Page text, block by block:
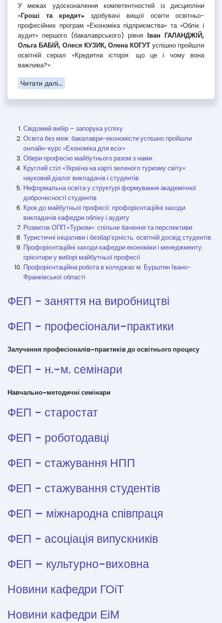
У межах удосконалення компетентностей із дисципліни
«Гроші та кредит» здобувачі вищої освіти освітньо-
професійних програм «Економіка підприємства» та «Облік і
аудит» першого (бакалаврського) рівня Іван ГАЛАНДЖІЙ,
Ольга БАБІЙ, Олеся КУЗИК, Олена КОГУТ успішно пройшли
освітній серіал «Кредитна історія: що це і чому вона
важлива?».
Читати далі...
Свідомий вибір – запорука успіху
Освіта без меж: бакалаври-економісти успішно пройшли
онлайн-курс «Економіка для всіх»
Обери професію майбутнього разом з нами
Круглий стіл «Україна на карті зеленого туризму світу»:
науковий діалог викладачів і студентів
Неформальна освіта у структурі формування академічної
доброчесності студентів
Крок до майбутньої професії: профорієнтаційні заходи
викладачів кафедри обліку і аудиту
Розвиток ОПП «Туризм»: спільне бачення та перспективи
Туристичні ініціативи і безбар’єрність: освітній досвід студентів
Профорієнтаційні заходи кафедри економіки і менеджменту:
орієнтири у виборі майбутньої професії
Профорієнтаційна робота в коледжах м. Бурштин Івано-
Франківської області
ФЕП - заняття на виробництві
ФЕП - професіонали-практики
Залучення професіоналів-практиків до освітнього процесу
ФЕП - н.-м. семінари
Навчально-методичні семінари
ФЕП - старостат
ФЕП - роботодавці
ФЕП - стажування НПП
ФЕП - стажування студентів
ФЕП – міжнародна співпраця
ФЕП - асоціація випускників
ФЕП – культурно-виховна
Новини кафедри ГОіТ
Новини кафедри ЕіМ